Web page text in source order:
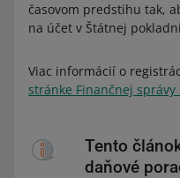
časovom predstihu tak,
na účet v Štátnej
Viac informácií o
stránke Finančnej správy
Tento
daňové